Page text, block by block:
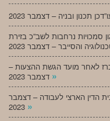
סמכויות נרחבות לשב”כ בזירת
לאחר מועד הגשת ההצעות –
»
הדין הארצי לעבודה – דצמבר
»